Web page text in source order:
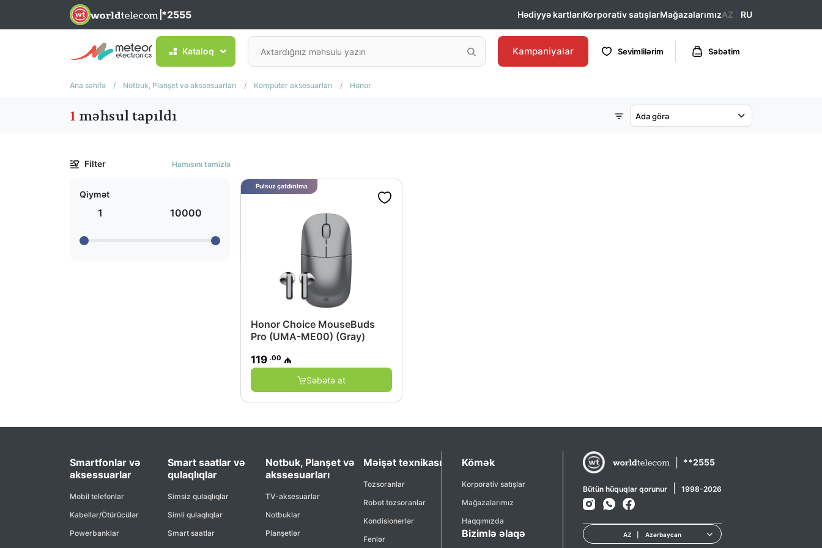
*2555 Hədiyyə kartlarıKorporativ satışlarMağazalarımızAZ RU
Kataloq Kampaniyalar Sevimlilərim Səbətim
Ana səhifə / Notbuk, Planşet və akssesuarları / Kompüter aksesuarları / Honor
1 məhsul tapıldı Ada görə
Filter Hamısını təmizlə
Qiymət
1 10000
Honor Choice MouseBuds
Pro (UMA-ME00) (Gray)
119 .00 ₼
Səbətə at
Pulsuz çatdırılma
Smartfonlar və
aksessuarlar
Mobil telefonlar
Kabellər/Ötürücülər
Powerbanklar
Smart saatlar və
qulaqlıqlar
Simsiz qulaqlıqlar
Simli qulaqlıqlar
Smart saatlar
Notbuk, Planşet və
akssesuarları
TV-aksesuarlar
Notbuklar
Planşetlər
Məişət texnikası
Tozsoranlar
Robot tozsoranlar
Kondisionerlər
Fenlər
Kömək
Korporativ satışlar
Mağazalarımız
Haqqımızda
Bizimlə əlaqə
**2555
Bütün hüquqlar qorunur 1998-2026
AZ Azərbaycan